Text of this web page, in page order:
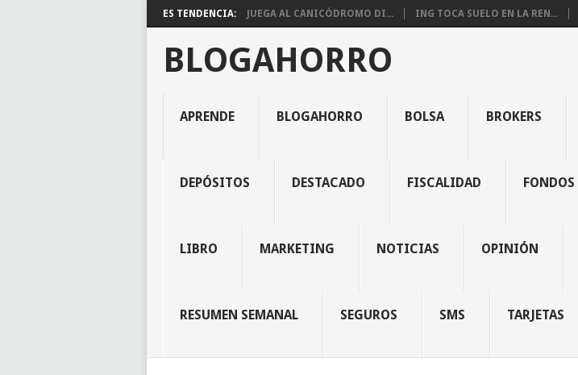
ES TENDENCIA: JUEGA AL CANICÓDROMO DI... ING TOCA SUELO EN LA REN...
BLOGAHORRO
APRENDE BLOGAHORRO BOLSA BROKERS
DEPÓSITOS DESTACADO FISCALIDAD FONDOS
LIBRO MARKETING NOTICIAS OPINIÓN
RESUMEN SEMANAL SEGUROS SMS TARJETAS